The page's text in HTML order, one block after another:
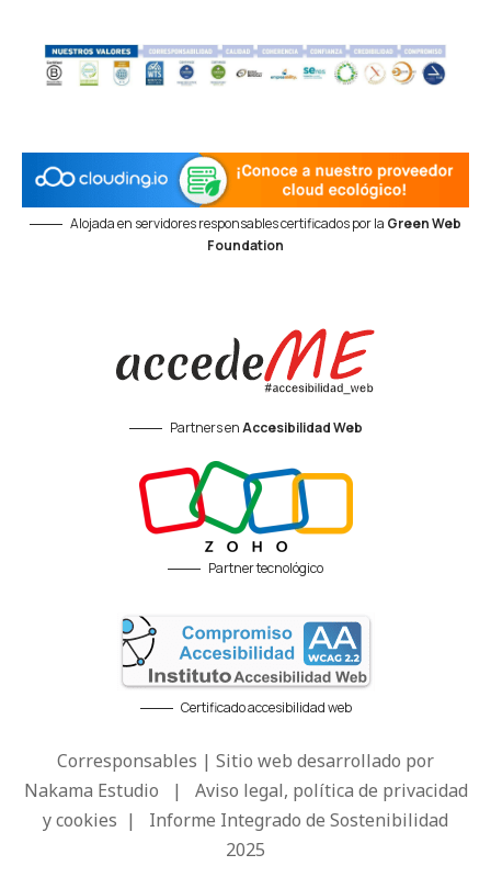
Alojada en servidores responsables certificados por la Green Web
Foundation
Partners enAccesibilidad Web
Partner tecnológico
Certificado accesibilidad web
Corresponsables | Sitio web desarrollado por
Nakama Estudio | Aviso legal, política de privacidad
y cookies | Informe Integrado de Sostenibilidad
2025